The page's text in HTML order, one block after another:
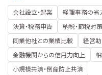
会社設立・起業 経理事務の省
決算・税務申告
納税・節税対策
同業他社との業績比較
経営
金融機関からの信用力向上
小規模共済・倒産防止共済